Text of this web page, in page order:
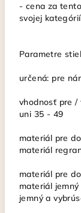
- cena za
svojej
Parametre
určená: pre
vhodnosť pre /
uni 35 - 49
materiál pre
materiál
materiál pre
materiál
jemný a